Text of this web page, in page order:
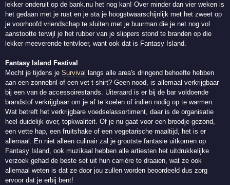
lekker onderuit op de bank.nu het nog kan! Over minder dan vier weken is
het gedaan met je rust en je sta je hoogstwaarschijnlijk met het zweet op
je voorhoofd vriendschap te sluiten met je buurman die je net nog vol
aanstootte terwijl je het rubber van je slippers stond te branden op die
lekker meeverende tentvloer, want ook dat is Fantasy Island.
Fantasy Island Festival
Mocht je tijdens jeSurvival langs alle area's dringend behoefte hebben
aan een zonnebril of een vet t-shirt? Geen nood, is allemaal verkrijgbaar
bij een van de accessoirestands. Uiteraard is er bij de bar voldoende
brandstof verkrijgbaar om je af te koelen of indien nodig op te warmen.
Wat betreft het verkrijgbare voedselassortiment, daar is de organisatie
heel duidelijk over, topkwaliteit. Of je nu gaat voor een broodje gezond,
een vette hap, een fruitshake of een vegetarische maaltijd, het is er
allemaal. En niet alleen culinair zal je grootste fantasie uitkomen op
Fantasy Island, ook muzikaal hebben alle artiesten het uitdrukkelijke
verzoek gehad de beste set uit hun carrière te draaien, wat ze ook
allemaal weten is dat ze door jou zullen worden beoordeeld dus zorg
ervoor dat je erbij bent!